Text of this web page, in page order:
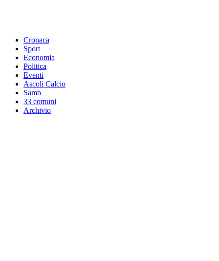
Cronaca
Sport
Economia
Politica
Eventi
Ascoli Calcio
Samb
33 comuni
Archivio